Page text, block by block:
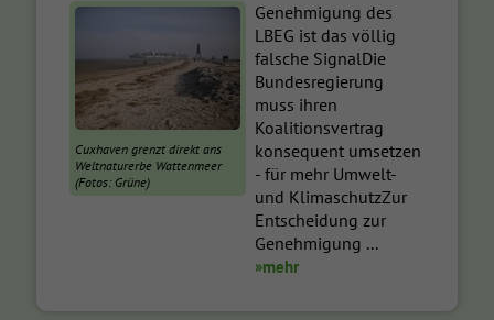
Cuxhaven grenzt direkt ans
Weltnaturerbe Wattenmeer
(Fotos: Grüne)
Genehmigung des
LBEG ist das völlig
falsche SignalDie
Bundesregierung
muss ihren
Koalitionsvertrag
konsequent umsetzen
- für mehr Umwelt-
und KlimaschutzZur
Entscheidung zur
Genehmigung ...
»mehr